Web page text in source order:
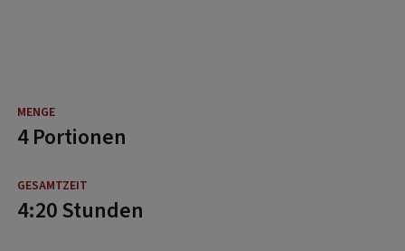
4 Portionen
4:20 Stunden